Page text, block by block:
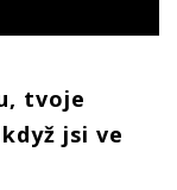
tvoje
jsi ve